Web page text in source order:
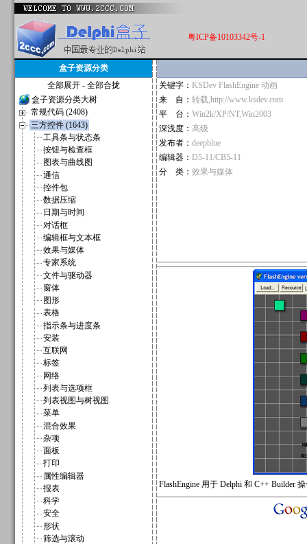
粤ICP备10103342号-1
盒子资源分类
全部展开 - 全部合拢
盒子资源分类大树
常规代码 (2408)
三方控件 (1643)
工具条与状态条
按钮与检查框
图表与曲线图
通信
控件包
数据压缩
日期与时间
对话框
编辑框与文本框
效果与媒体
专家系统
文件与驱动器
窗体
图形
表格
指示条与进度条
安装
互联网
标签
网络
列表与选项框
列表视图与树视图
菜单
混合效果
杂项
面板
打印
属性编辑器
报表
科学
安全
形状
筛选与滚动
关键字： KSDev FlashEngine 动画
来 自： 转载,http://www.ksdev.com
平 台： Win2k/XP/NT,Win2003
深浅度： 高级
发布者： deepblue
编辑器： D5-11/CB5-11
分 类： 效果与媒体
FlashEngine 用于 Delphi 和 C++ Builder